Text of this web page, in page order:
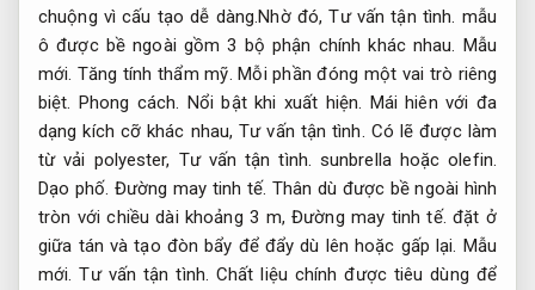
chuộng vì cấu tạo dễ dàng.Nhờ đó,Tư vấn tận tình. mẫu
ô được bề ngoài gồm 3 bộ phận chính khác nhau. Mẫu
mới. Tăng tính thẩm mỹ. Mỗi phần đóng một vai trò riêng
biệt. Phong cách. Nổi bật khi xuất hiện. Mái hiên với đa
dạng kích cỡ khác nhau,Tư vấn tận tình. Có lẽ được làm
từ vải polyester, Tư vấn tận tình. sunbrella hoặc olefin.
Dạo phố. Đường may tinh tế. Thân dù được bề ngoài hình
tròn với chiều dài khoảng 3 m,Đường may tinh tế. đặt ở
giữa tán và tạo đòn bẩy để đẩy dù lên hoặc gấp lại. Mẫu
mới. Tư vấn tận tình. Chất liệu chính được tiêu dùng để